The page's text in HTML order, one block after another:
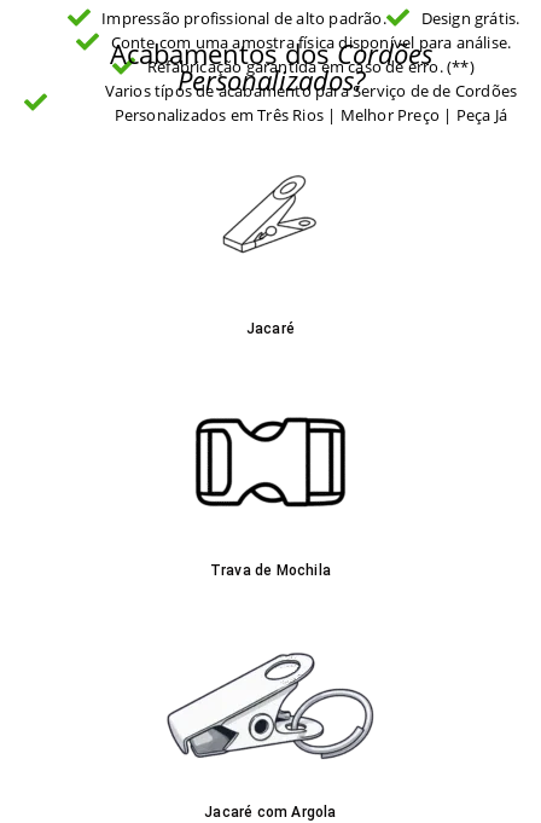
Impressão profissional de alto padrão.
Design grátis.
Conte com uma amostra física disponível para análise.
Refabricação garantida em caso de erro. (**)
Varios típos de acabamento para Serviço de de Cordões
Personalizados em Três Rios | Melhor Preço | Peça Já
Acabamentos dosCordões
Personalizados?
Jacaré
Trava de Mochila
Jacaré com Argola